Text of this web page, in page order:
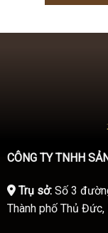
CÔNG TY TNHH
Trụ sở: Số 3
Thành phố Thủ Đức,